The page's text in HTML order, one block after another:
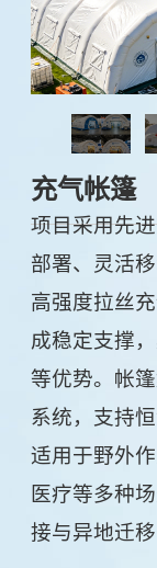
充气帐篷
项目采用先
部署、灵活
高强度拉丝
成稳定支撑
等优势。帐
系统，支持
适用于野外
医疗等多种
接与异地迁